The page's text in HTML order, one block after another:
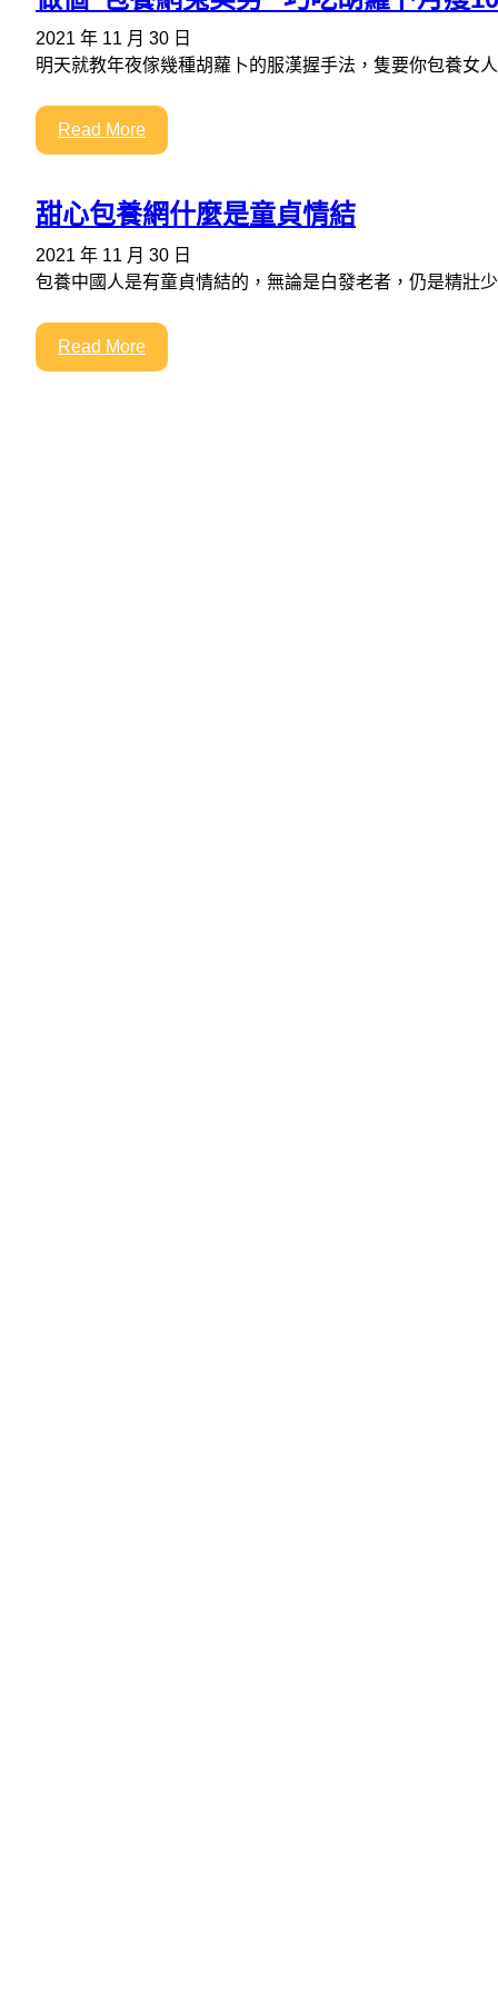
2021 年 11 月 30 日
明天就教年夜傢幾種胡蘿卜的服漢握手法，隻要你包養女
Read More
甜心包養網什麼是童貞情結
2021 年 11 月 30 日
包養中國人是有童貞情結的，無論是白發老者，仍是精壯
Read More